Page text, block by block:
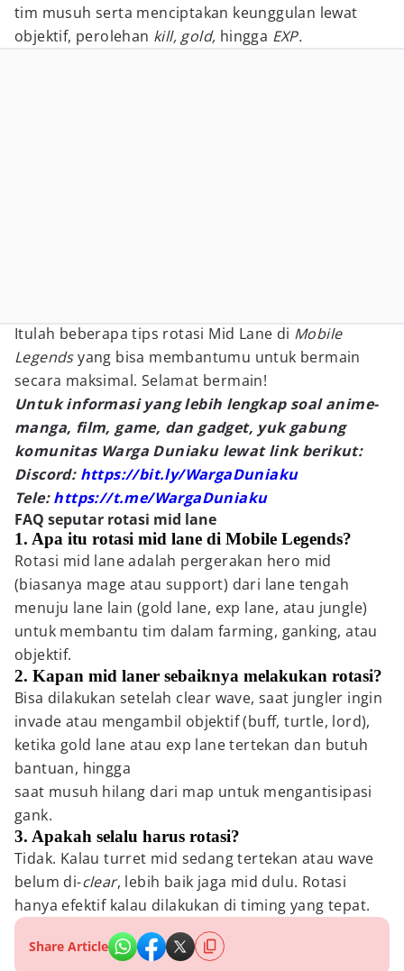
tim musuh serta menciptakan keunggulan lewat
objektif, perolehan kill, gold, hingga EXP.
Itulah beberapa tips rotasi Mid Lane di Mobile
Legendsyang bisa membantumu untuk bermain
secara maksimal. Selamat bermain!
Untuk informasi yang lebih lengkap soal anime-
manga, film, game, dan gadget, yuk gabung
komunitas Warga Duniaku lewat link berikut:
Discord: https://bit.ly/WargaDuniaku
Tele:https://t.me/WargaDuniaku
FAQ seputar rotasi mid lane
1. Apa itu rotasi mid lane di Mobile Legends?
Rotasi mid lane adalah pergerakan hero mid
(biasanya mage atau support) dari lane tengah
menuju lane lain (gold lane, exp lane, atau jungle)
untuk membantu tim dalam farming, ganking, atau
objektif.
2. Kapan mid laner sebaiknya melakukan rotasi?
Bisa dilakukan setelah clear wave, saat jungler ingin
invade atau mengambil objektif (buff, turtle, lord),
ketika gold lane atau exp lane tertekan dan butuh
bantuan, hingga
saat musuh hilang dari map untuk mengantisipasi
gank.
3. Apakah selalu harus rotasi?
Tidak. Kalau turret mid sedang tertekan atau wave
belum di-clear, lebih baik jaga mid dulu. Rotasi
hanya efektif kalau dilakukan di timing yang tepat.
Share Article